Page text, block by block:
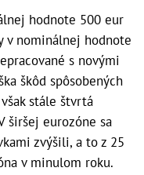
hodnote 500 eur
v nominálnej hodnote
s novými
škôd spôsobených
stále štvrtá
širšej eurozóne sa
zvýšili, a to z 25
v minulom roku.